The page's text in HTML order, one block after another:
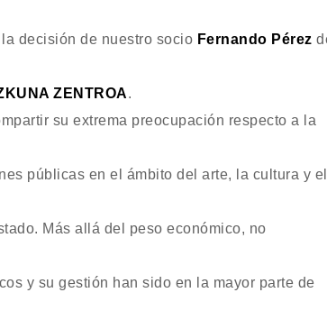
decisión de nuestro socio Fernando Pérez
ZENTROA.
su extrema preocupación respecto a la
públicas en el ámbito del arte, la cultura y el
Más allá del peso económico, no
y su gestión han sido en la mayor parte de